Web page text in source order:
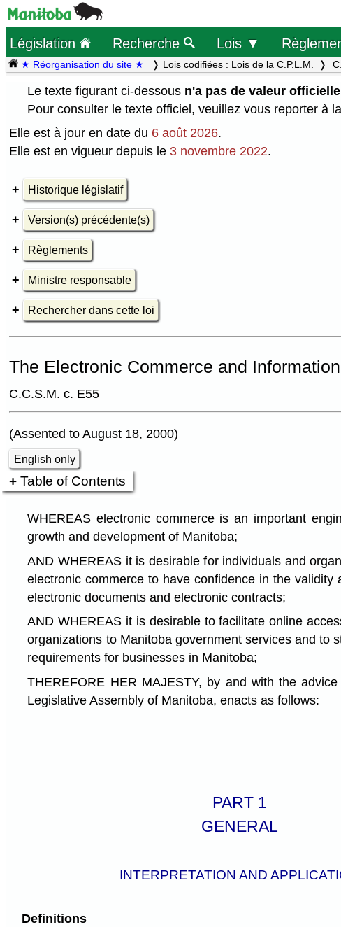
Législation Recherche Lois ▼
★ Réorganisation du site ★ Lois codifiées : Lois de la C.P.L.M.
Le texte figurant ci-dessous n'a pas de valeur officielle
Pour consulter le texte officiel, veuillez vous reporter à
Elle est à jour en date du 6 août 2026.
Elle est en vigueur depuis le 3 novembre 2022.
Historique législatif
Version(s) précédente(s)
Règlements
Ministre responsable
Rechercher dans cette loi
The Electronic Commerce and
C.C.S.M. c. E55
(Assented to August 18, 2000)
English only
Table of Contents
WHEREAS electronic commerce is an important
growth and development of Manitoba;
AND WHEREAS it is desirable for individuals and
electronic commerce to have confidence in the validity
electronic documents and electronic contracts;
AND WHEREAS it is desirable to facilitate online
organizations to Manitoba government services and to
requirements for businesses in Manitoba;
THEREFORE HER MAJESTY, by and with the
Legislative Assembly of Manitoba, enacts as follows:
PART 1
GENERAL
INTERPRETATION AND
Definitions